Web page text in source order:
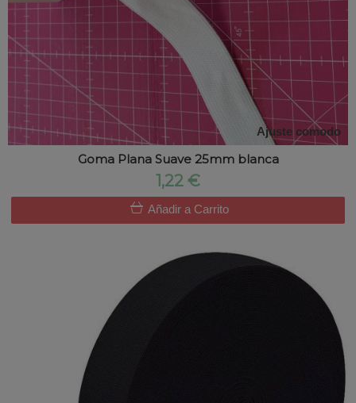
Ajuste comodo
Goma Plana Suave 25mm blanca
1,22 €
Añadir a Carrito